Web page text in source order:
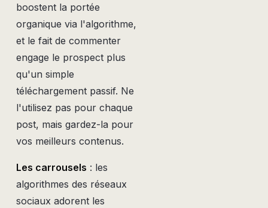
boostent la portée
organique via l'algorithme,
et le fait de commenter
engage le prospect plus
qu'un simple
téléchargement passif. Ne
l'utilisez pas pour chaque
post, mais gardez-la pour
vos meilleurs contenus.
Les carrousels : les
algorithmes des réseaux
sociaux adorent les